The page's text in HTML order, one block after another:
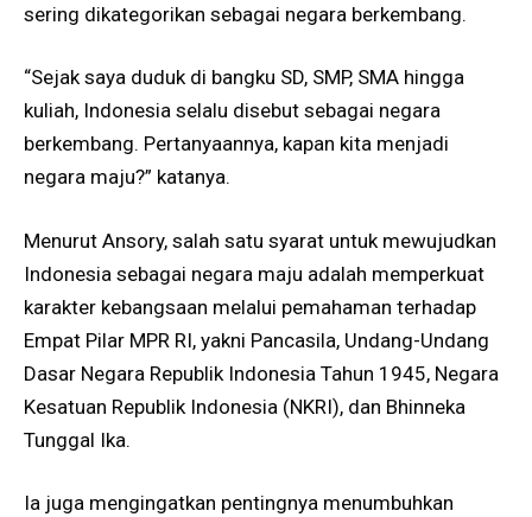
sering dikategorikan sebagai negara berkembang.
“Sejak saya duduk di bangku SD, SMP, SMA hingga
kuliah, Indonesia selalu disebut sebagai negara
berkembang. Pertanyaannya, kapan kita menjadi
negara maju?” katanya.
Menurut Ansory, salah satu syarat untuk mewujudkan
Indonesia sebagai negara maju adalah memperkuat
karakter kebangsaan melalui pemahaman terhadap
Empat Pilar MPR RI, yakni Pancasila, Undang-Undang
Dasar Negara Republik Indonesia Tahun 1945, Negara
Kesatuan Republik Indonesia (NKRI), dan Bhinneka
Tunggal Ika.
Ia juga mengingatkan pentingnya menumbuhkan